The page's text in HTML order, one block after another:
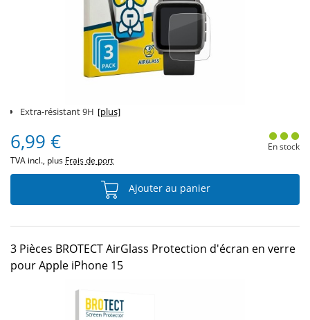
Extra-résistant 9H [plus]
6,99 €
TVA incl., plus Frais de port
En stock
Ajouter au panier
3 Pièces BROTECT AirGlass Protection d'écran en verre
pour Apple iPhone 15